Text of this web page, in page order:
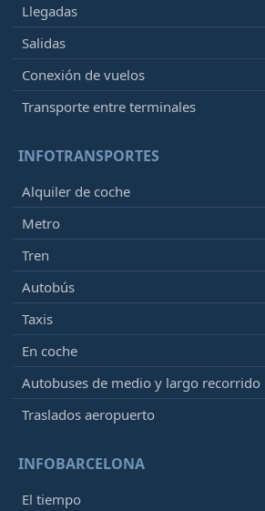
Llegadas
Salidas
Conexión de vuelos
Transporte entre terminales
INFOTRANSPORTES
Alquiler de coche
Metro
Tren
Autobús
Taxis
En coche
Autobuses de medio y largo recorrido
Traslados aeropuerto
INFOBARCELONA
El tiempo